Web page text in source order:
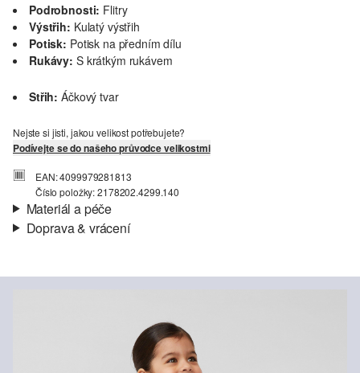
Podrobnosti: Flitry
Výstřih: Kulatý výstřih
Potisk: Potisk na předním dílu
Rukávy: S krátkým rukávem
Střih: Áčkový tvar
Nejste si jisti, jakou velikost potřebujete?
Podívejte se do našeho průvodce velikostmi
EAN: 4099979281813
Číslo položky: 2178202.4299.140
Materiál a péče
Materiál: Bavlna
Doprava & vrácení
standardní doručení jsou 119,00 Kč .